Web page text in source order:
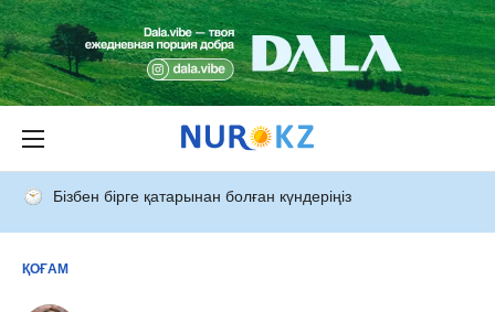
Бізбен бірге қатарынан болған күндеріңіз
ҚОҒАМ